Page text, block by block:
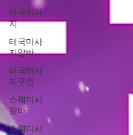
태국마사
지
태국마사
지알바
태국마사
지구인
스웨디시
알바
스웨디시